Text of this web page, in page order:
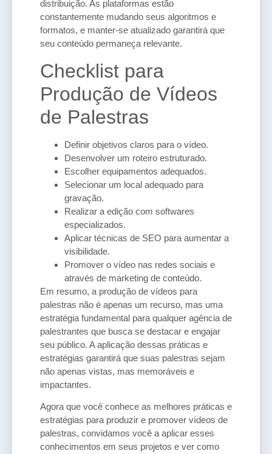
distribuição. As plataformas estão
constantemente mudando seus algoritmos e
formatos, e manter-se atualizado garantirá que
seu conteúdo permaneça relevante.
Checklist para
Produção de Vídeos
de Palestras
Definir objetivos claros para o vídeo.
Desenvolver um roteiro estruturado.
Escolher equipamentos adequados.
Selecionar um local adequado para
gravação.
Realizar a edição com softwares
especializados.
Aplicar técnicas de SEO para aumentar a
visibilidade.
Promover o vídeo nas redes sociais e
através de marketing de conteúdo.
Em resumo, a produção de vídeos para
palestras não é apenas um recurso, mas uma
estratégia fundamental para qualquer agência de
palestrantes que busca se destacar e engajar
seu público. A aplicação dessas práticas e
estratégias garantirá que suas palestras sejam
não apenas vistas, mas memoráveis e
impactantes.
Agora que você conhece as melhores práticas e
estratégias para produzir e promover vídeos de
palestras, convidamos você a aplicar esses
conhecimentos em seus projetos e ver como